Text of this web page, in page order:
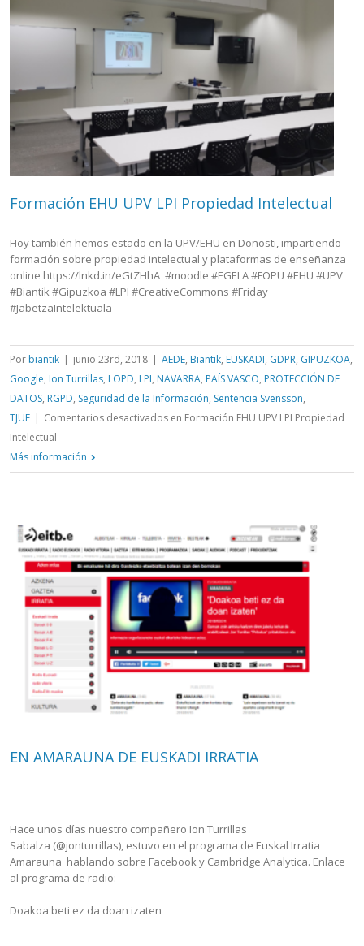
Formación EHU UPV LPI Propiedad Intelectual
Hoy también hemos estado en la UPV/EHU en Donosti, impartiendo
formación sobre propiedad intelectual y plataformas de enseñanza
online https://lnkd.in/eGtZHhA #moodle #EGELA #FOPU #EHU #UPV
#Biantik #Gipuzkoa #LPI #CreativeCommons #Friday
#JabetzaIntelektuala
Por biantik | junio 23rd, 2018 | AEDE, Biantik, EUSKADI, GDPR, GIPUZKOA,
Google, Ion Turrillas, LOPD, LPI, NAVARRA, PAÍS VASCO, PROTECCIÓN DE
DATOS, RGPD, Seguridad de la Información, Sentencia Svensson,
TJUE | Comentarios desactivados en Formación EHU UPV LPI Propiedad
Intelectual
Más información
EN AMARAUNA DE EUSKADI IRRATIA
Hace unos días nuestro compañero Ion Turrillas
Sabalza (@jonturrillas), estuvo en el programa de Euskal Irratia
Amarauna hablando sobre Facebook y Cambridge Analytica. Enlace
al programa de radio:
Doakoa beti ez da doan izaten